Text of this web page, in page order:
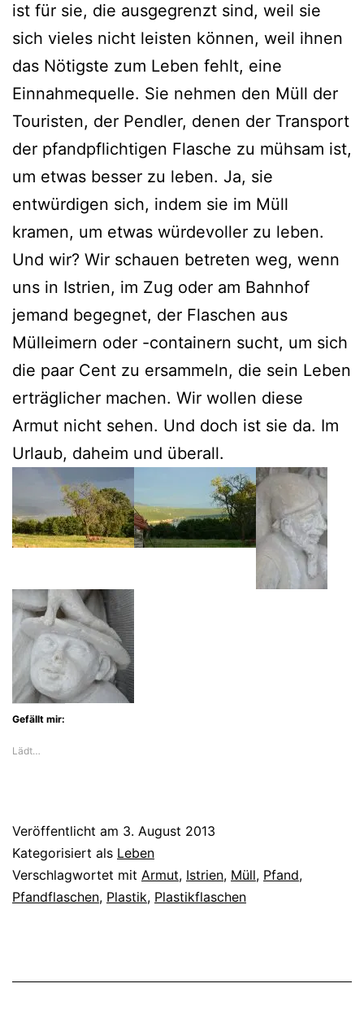
ist für sie, die ausgegrenzt sind, weil sie
sich vieles nicht leisten können, weil ihnen
das Nötigste zum Leben fehlt, eine
Einnahmequelle. Sie nehmen den Müll der
Touristen, der Pendler, denen der Transport
der pfandpflichtigen Flasche zu mühsam ist,
um etwas besser zu leben. Ja, sie
entwürdigen sich, indem sie im Müll
kramen, um etwas würdevoller zu leben.
Und wir? Wir schauen betreten weg, wenn
uns in Istrien, im Zug oder am Bahnhof
jemand begegnet, der Flaschen aus
Mülleimern oder -containern sucht, um sich
die paar Cent zu ersammeln, die sein Leben
erträglicher machen. Wir wollen diese
Armut nicht sehen. Und doch ist sie da. Im
Urlaub, daheim und überall.
Gefällt mir:
Lädt…
Veröffentlicht am 3. August 2013
Kategorisiert als Leben
Verschlagwortet mit Armut, Istrien, Müll, Pfand,
Pfandflaschen, Plastik, Plastikflaschen